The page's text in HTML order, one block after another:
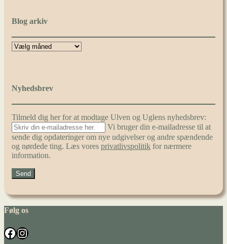
Blog arkiv
Nyhedsbrev
Tilmeld dig her for at modtage Ulven og Uglens nyhedsbrev:
Vi bruger din e-mailadresse til at
sende dig opdateringer om nye udgivelser og andre spændende
og nørdede ting. Læs vores privatlivspolitik for nærmere
information.
Følg os
Facebook
Instagram